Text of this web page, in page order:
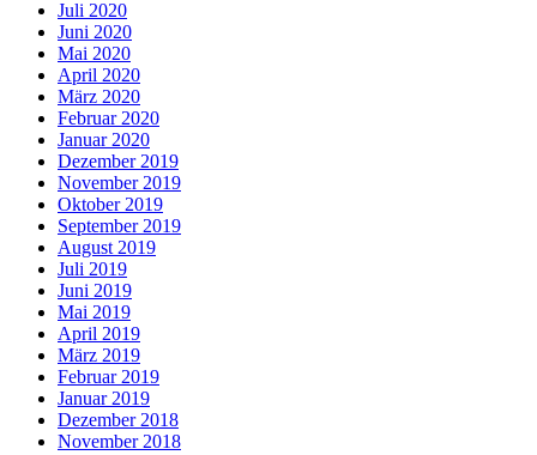
Juli 2020
Juni 2020
Mai 2020
April 2020
März 2020
Februar 2020
Januar 2020
Dezember 2019
November 2019
Oktober 2019
September 2019
August 2019
Juli 2019
Juni 2019
Mai 2019
April 2019
März 2019
Februar 2019
Januar 2019
Dezember 2018
November 2018